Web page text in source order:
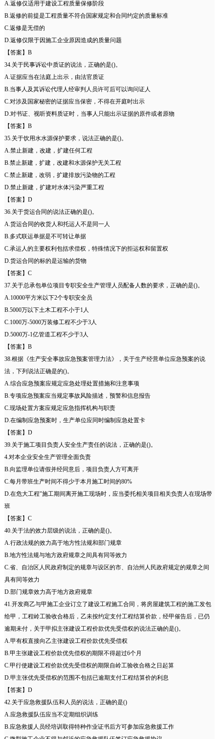
A.返修仅适用于建设工程质量保修阶段
B.返修的前提是工程质量不符合国家规定和合同约定的质量标准
C.返修是无偿的
D.返修仅限于因施工企业原因造成的质量问题
【答案】B
34.关于民事诉讼中质证的说法，正确的是()。
A.证据应当在法庭上出示，由法官质证
B.当事人及其诉讼代理人经审判人员许可后可以询问证人
C.对涉及国家秘密的证据应当保密，不得在开庭时出示
D.对书证、视听资料质证时，当事人只能出示证据的原件或者原物
【答案】B
35.关于饮用水水源保护要求，说法正确的是()。
A.禁止新建，改建，扩建任何工程
B.禁止新建，扩建，改建和水源保护无关工程
C.禁止新建，改弱，扩建排放污染物的工程
D.禁止新建，扩建对水体污染严重工程
【答案】D
36.关于货运合同的说法正确的是()。
A.货运合同的收货人和托运人不是同一人
B.多式联运单据是不可转让单据
C.承运人的主要权利包括求偿权，特殊情况下的拒运权和留置权
D.货运合同的标的是运输的货物
【答案】C
37.关于总承包单位项目专职安全生产管理人员配备人数的要求，正确的是()。
A.10000平方米以下2个专职安全员
B.5000万以下土木工程不小于1人
C.1000万-5000万装修工程不少于3人
D.5000万-1亿管道工程不少于3人
【答案】B
38.根据《生产安全事故应急预案管理力法》，关于生产经营单位应急预案的说
法，下列说法正确是的()。
A.综合应急预案应规定应急处理处置措施和注意事项
B.专项应急预案应当规定事故风险描述，预警和信息报告
C.现场处置方案应规定应急指挥机构与职责
D.在编制应急预案时，生产单位应同时编制应急处置卡
【答案】D
39.关于施工项目负责人安全生产责任的说法，正确的是()。
4.对本企业安全生产管理全面负责
B.向监理单位请假并经同意后，项目负责人方可离开
C.每月带班生产时间不得少于本月施工时间的80%
D.在危大工程"施工期间离开施工现场时，应当委托相关项目相关负责人在现场带
班
【答案】C
40.关于法的效力层级的说法，正确的是()。
A.行政法规的效力高于地方性法规和部门规章
B.地方性法规与地方政府规章之间具有同等效力
C.省、自治区人民政府制定的规章与设区的市、自治州人民政府规定的规章之间
具有同等效力
D.部门规章效力高于地方政府规章
41.开发商乙与甲施工企业订立了建设工程施工合同，将房屋建筑工程的施工发包
给甲，工程岭工验收合格后，乙未按约定支付工程结算价款，经甲催告后，已仍
逾期未付，关于甲拟主张建设工程价款优先受偿权的说法正确的是()。
A.甲有权直接向乙主张建设工程价款优先受偿权
B.甲主张建设工程价款优先偿权的期限不得超过6个月
C.甲行使建设工程价款优先受偿权的期限自岭工验收合格之日起算
D.甲主张优先受偿权的范围不包括已逾期支付工程结算价的利息
【答案】D
42.关于应急救援队伍和人员的说法，正确的是()
A.应急救援队伍应当不定期组织训练
B.应急救援人员经培训取得特种作业证书后方可参加应急救援工作